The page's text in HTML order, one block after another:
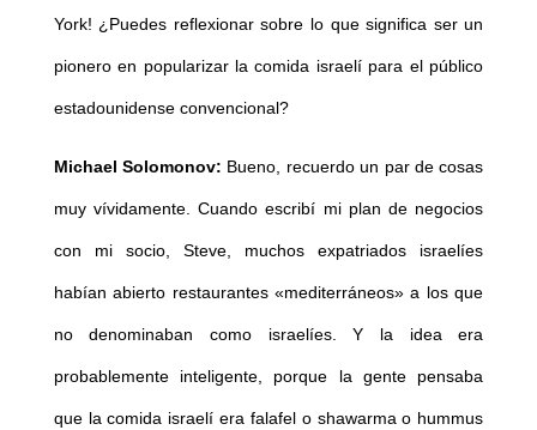
York! ¿Puedes reflexionar sobre lo que significa ser un
pionero en popularizar la comida israelí para el público
estadounidense convencional?
Michael Solomonov: Bueno, recuerdo un par de cosas
muy vívidamente. Cuando escribí mi plan de negocios
con mi socio, Steve, muchos expatriados israelíes
habían abierto restaurantes «mediterráneos» a los que
no denominaban como israelíes. Y la idea era
probablemente inteligente, porque la gente pensaba
que la comida israelí era falafel o shawarma o hummus